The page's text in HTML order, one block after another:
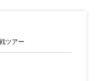
ツアー